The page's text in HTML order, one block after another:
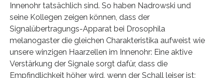
Innenohr tatsächlich sind. So haben Nadrowski und
seine Kollegen zeigen können, dass der
Signalübertragungs-Apparat bei Drosophila
melanogaster die gleichen Charakteristika aufweist wie
unsere winzigen Haarzellen im Innenohr: Eine aktive
Verstärkung der Signale sorgt dafür, dass die
Empfindlichkeit höher wird, wenn der Schall leiser ist;